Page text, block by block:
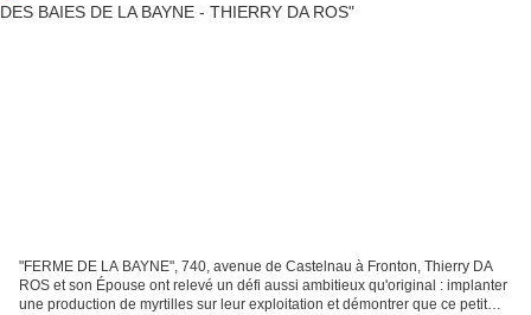
"FERME DE LA BAYNE", 740, avenue de Castelnau à Fronton, Thierry DA
ROS et son Épouse ont relevé un défi aussi ambitieux qu'original : implanter
une production de myrtilles sur leur exploitation et démontrer que ce petit